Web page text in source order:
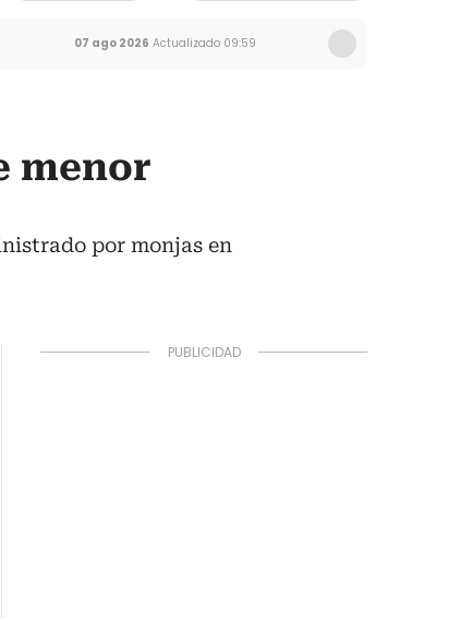
07 ago 2026 Actualizado 09:59
menor
por monjas en